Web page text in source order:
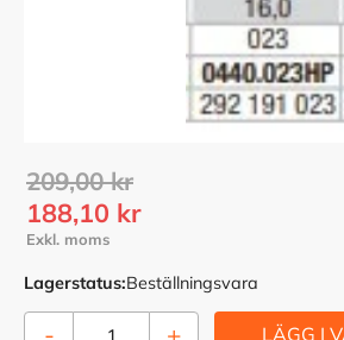
Nedsatt pris:
188,10 kr
Ordinarie pris:
209,00kr
Lagerstatus Beställningsvara